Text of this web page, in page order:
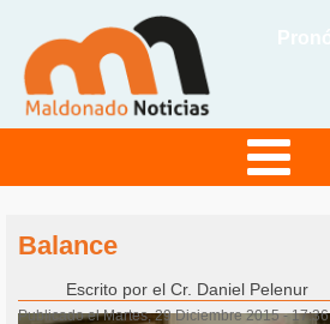
Balance
Escrito por el Cr. Daniel Pelenur
Publicado el Martes, 29 Diciembre 2015 - 17:36